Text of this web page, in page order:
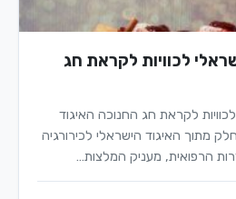
לכוויות לקראת חג
לקראת חג החנוכה האיגוד
מתוך האיגוד הישראלי לכירורגיה
הרפואית, מעניק המלצות…